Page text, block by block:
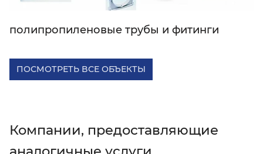
полипропиленовые трубы и фитинги
ПОСМОТРЕТЬ ВСЕ ОБЪЕКТЫ
Компании, предоставляющие